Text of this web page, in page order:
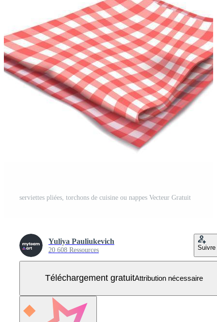
serviettes pliées, torchons de cuisine ou nappes Vecteur Gratuit
Yuliya Pauliukevich
20 608 Ressources Suivre
Téléchargement gratuitAttribution nécessaire